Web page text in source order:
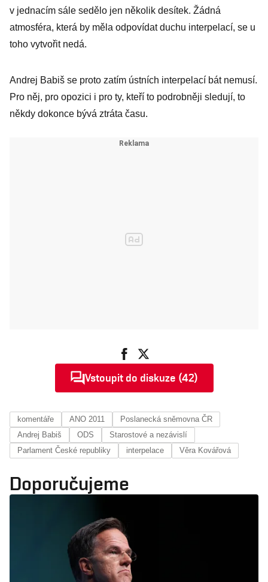
v jednacím sále sedělo jen několik desítek. Žádná
atmosféra, která by měla odpovídat duchu interpelací, se u
toho vytvořit nedá.
Andrej Babiš se proto zatím ústních interpelací bát nemusí.
Pro něj, pro opozici i pro ty, kteří to podrobněji sledují, to
někdy dokonce bývá ztráta času.
Vstoupit do diskuze (42)
komentáře ANO 2011
Poslanecká sněmovna ČR
Andrej Babiš
ODS
Starostové a nezávislí
Parlament České republiky
interpelace Věra Kovářová
Doporučujeme